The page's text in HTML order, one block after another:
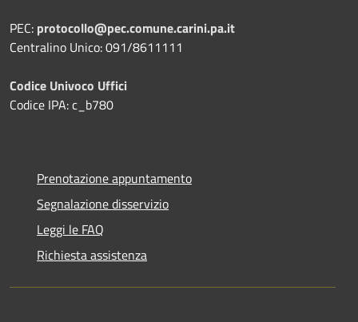
PEC: protocollo@pec.comune.carini.pa.it
Centralino Unico: 091/8611111
Codice Univoco Uffici
Codice IPA: c_b780
Prenotazione appuntamento
Segnalazione disservizio
Leggi le FAQ
Richiesta assistenza